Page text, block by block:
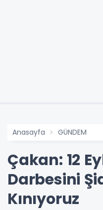
Anasayfa GÜNDEM
Çakan: 12
Darbesini
Kınıyoruz